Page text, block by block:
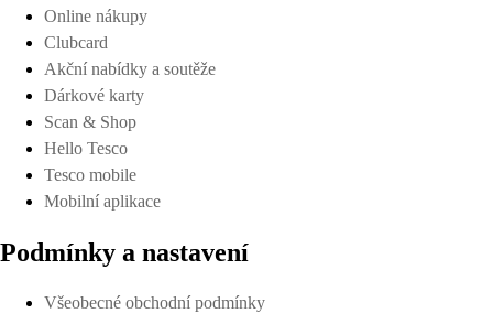
Online nákupy
Clubcard
Akční nabídky a soutěže
Dárkové karty
Scan & Shop
Hello Tesco
Tesco mobile
Mobilní aplikace
Podmínky a nastavení
Všeobecné obchodní podmínky